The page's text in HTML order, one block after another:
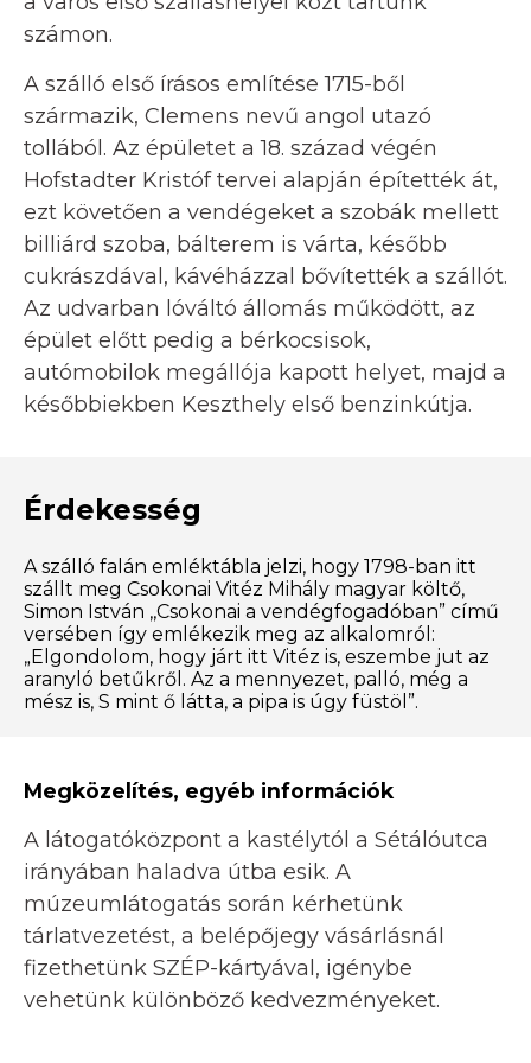
számon.
A szálló első írásos említése 1715-ből
származik, Clemens nevű angol utazó
tollából. Az épületet a 18. század végén
Hofstadter Kristóf tervei alapján építették át,
ezt követően a vendégeket a szobák mellett
billiárd szoba, bálterem is várta, később
cukrászdával, kávéházzal bővítették a szállót.
Az udvarban lóváltó állomás működött, az
épület előtt pedig a bérkocsisok,
autómobilok megállója kapott helyet, majd a
későbbiekben Keszthely első benzinkútja.
Érdekesség
A szálló falán emléktábla jelzi, hogy 1798-ban itt
szállt meg Csokonai Vitéz Mihály magyar költő,
Simon István ,,Csokonai a vendégfogadóban” című
versében így emlékezik meg az alkalomról:
„Elgondolom, hogy járt itt Vitéz is, eszembe jut az
aranyló betűkről. Az a mennyezet, palló, még a
mész is, S mint ő látta, a pipa is úgy füstöl”.
Megközelítés, egyéb információk
A látogatóközpont a kastélytól a Sétálóutca
irányában haladva útba esik. A
múzeumlátogatás során kérhetünk
tárlatvezetést, a belépőjegy vásárlásnál
fizethetünk SZÉP-kártyával, igénybe
vehetünk különböző kedvezményeket.